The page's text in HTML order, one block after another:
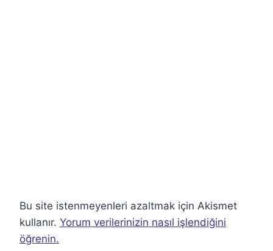
Bu site istenmeyenleri azaltmak için Akismet
kullanır. Yorum verilerinizin nasıl işlendiğini
öğrenin.